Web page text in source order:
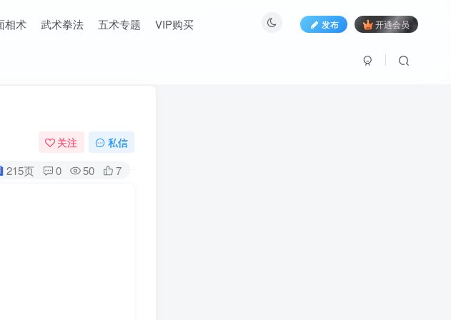
相术 武术拳法 五术专题 VIP购买 发布 开通会员
关注 私信
215页 0 50 7